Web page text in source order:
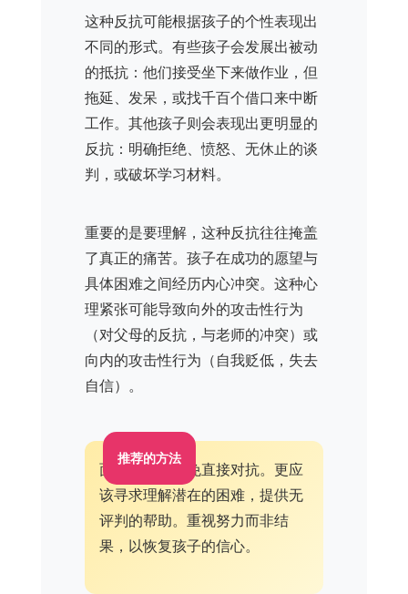
这种反抗可能根据孩子的个性表现出
不同的形式。有些孩子会发展出被动
的抵抗：他们接受坐下来做作业，但
拖延、发呆，或找千百个借口来中断
工作。其他孩子则会表现出更明显的
反抗：明确拒绝、愤怒、无休止的谈
判，或破坏学习材料。
重要的是要理解，这种反抗往往掩盖
了真正的痛苦。孩子在成功的愿望与
具体困难之间经历内心冲突。这种心
理紧张可能导致向外的攻击性行为
（对父母的反抗，与老师的冲突）或
向内的攻击性行为（自我贬低，失去
自信）。
推荐的方法
面对反抗，避免直接对抗。更应
该寻求理解潜在的困难，提供无
评判的帮助。重视努力而非结
果，以恢复孩子的信心。